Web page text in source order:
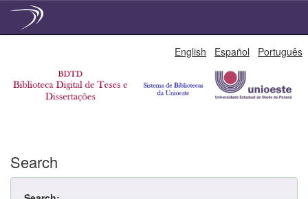
English Español Português
Search